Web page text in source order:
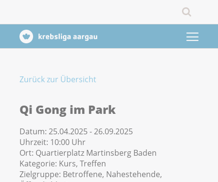
Zurück zur Übersicht
Qi Gong im Park
Datum: 25.04.2025 - 26.09.2025
Uhrzeit: 10:00 Uhr
Ort: Quartierplatz Martinsberg Baden
Kategorie: Kurs, Treffen
Zielgruppe: Betroffene, Nahestehende,